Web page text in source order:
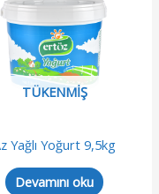
TÜKENMIŞ
Yağlı Yoğurt 9,5kg
Devamını oku